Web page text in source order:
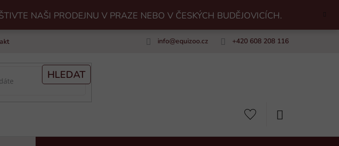
NAŠI PRODEJNU V PRAZE NEBO V ČESKÝCH BUDĚJOVICÍCH.
info@equizoo.cz +420 608 208 116
HLEDAT